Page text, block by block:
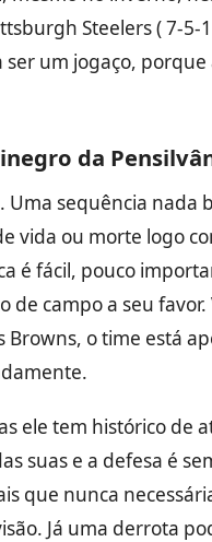
Steelers ( 7-
um jogaço,
da
Uma sequência nada
vida ou morte logo
é fácil, pouco
de campo a seu
Browns, o time está
ele tem histórico de
suas e a defesa é
que nunca
Já uma derrota